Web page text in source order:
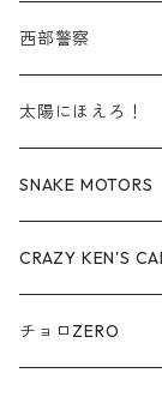
ビー・エム・ダ
レクサス / LEXUS
アウディ / Audi
ロータス / LOTUS
三菱ふそう/
赤箱 - 絶版（廃盤
赤箱 - 絶版（廃盤
TLV - No. LV-60-
TLV - No. LV-70-79
TLVN - No. LV-60-
TLVN - No. LV-70-
商用車・公用車
西部警察
太陽にほえろ！
SNAKE MOTORS
CRAZY KEN'S
チョロZERO